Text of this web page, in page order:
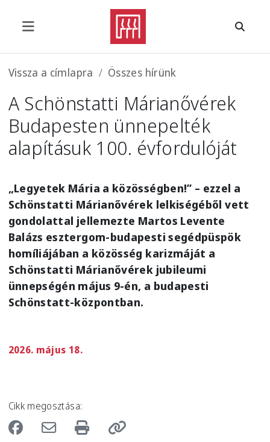
Morzsa
Vissza a címlapra Összes hírünk
A Schönstatti Márianővérek
Budapesten ünnepelték
alapításuk 100. évfordulóját
„Legyetek Mária a közösségben!” – ezzel a
Schönstatti Márianővérek lelkiségéből vett
gondolattal jellemezte Martos Levente
Balázs esztergom-budapesti segédpüspök
homíliájában a közösség karizmáját a
Schönstatti Márianővérek jubileumi
ünnepségén május 9-én, a budapesti
Schönstatt-központban.
2026. május 18.
Cikk megosztása: